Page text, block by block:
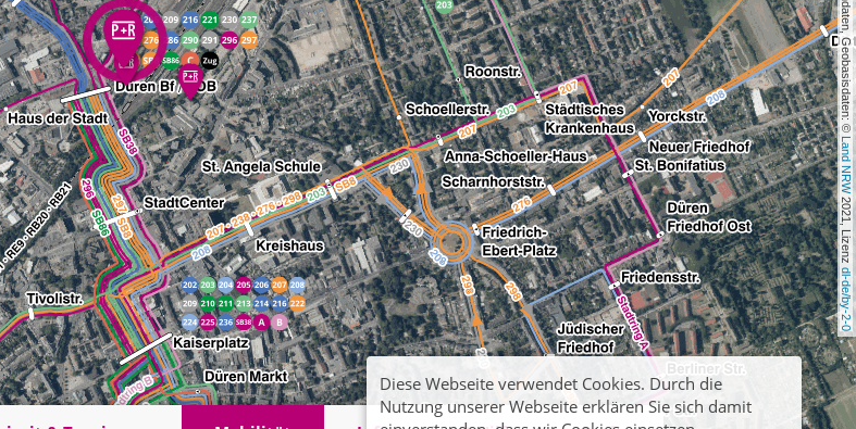
, Kartendaten, Geobasisdaten: ©
Land NRW
2021, Lizenz
dl-de/by-2-0
Diese Webseite verwendet Cookies. Durch die
Nutzung unserer Webseite erklären Sie sich damit